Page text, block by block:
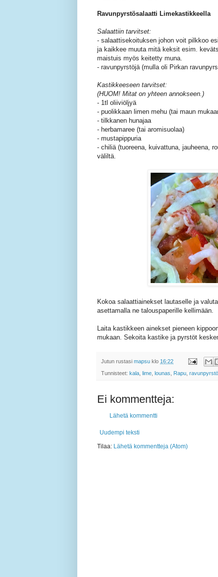
Ravunpyrstösalaatti Limekastikkeella
Salaattiin tarvitset:
- salaattisekoituksen johon voit pilkkoo
ja kaikkee muuta mitä keksit esim.
maistuis myös keitetty muna.
- ravunpyrstöjä (mulla oli Pirkan
Kastikkeeseen tarvitset:
(HUOM! Mitat on yhteen annokseen.)
- 1tl oliiviöljyä
- puolikkaan limen mehu (tai maun
- tilkkanen hunajaa
- herbamaree (tai aromisuolaa)
- mustapippuria
- chiliä (tuoreena, kuivattuna, jauheena,
väliltä.
Kokoa salaattiainekset lautaselle ja
asettamalla ne talouspaperille kellimään.
Laita kastikkeen ainekset pieneen
mukaan. Sekoita kastike ja pyrstöt
Jutun rustasi mapsu klo 16:22
Tunnisteet: kala lime lounas Rapu ravunpyrstö
Ei kommentteja:
Lähetä kommentti
Uudempi teksti
Tilaa: Lähetä kommentteja (Atom)